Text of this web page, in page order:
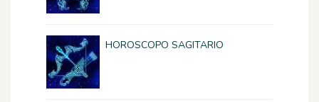
HOROSCOPO SAGITARIO